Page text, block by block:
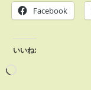
Facebook
いいね: